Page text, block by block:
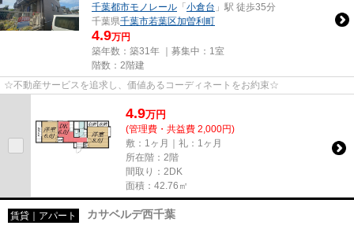
千葉都市モノレール 「小倉台 」駅 徒歩35分
千葉県千葉市若葉区加曽利町
4.9万円
築年数：築31年 ｜募集中： 1室
階数：2階建
☆不動産サービスを追求し、価値あるコーディネートをお約束☆
4.9万円
(管理費・共益費 2,000円)
敷：1ヶ月｜礼：1ヶ月
所在階：2階
間取り：2DK
面積：42.76㎡
賃貸｜アパート カサベルデ西千葉